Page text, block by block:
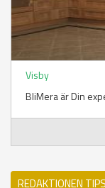
Visby
BliMera är Din
REDAKTIONEN